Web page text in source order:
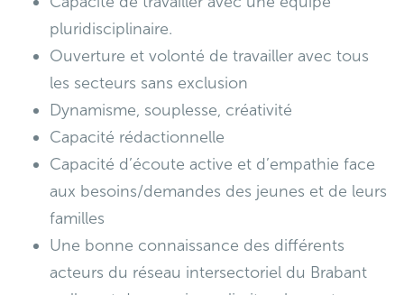
pluridisciplinaire.
Ouverture et volonté de travailler avec tous
les secteurs sans exclusion
Dynamisme, souplesse, créativité
Capacité rédactionnelle
Capacité d’écoute active et d’empathie face
aux besoins/demandes des jeunes et de leurs
familles
Une bonne connaissance des différents
acteurs du réseau intersectoriel du Brabant